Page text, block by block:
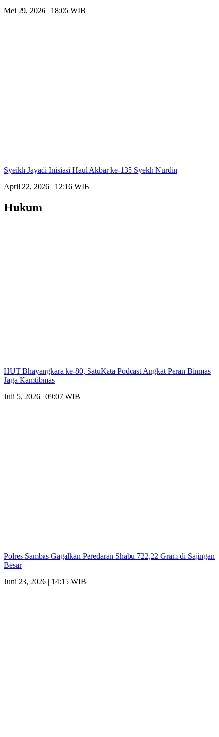
Mei 29, 2026 | 18:05 WIB
Syeikh Jayadi Inisiasi Haul Akbar ke-135 Syekh Nurdin
April 22, 2026 | 12:16 WIB
Hukum
HUT Bhayangkara ke-80, SatuKata Podcast Angkat Peran Binmas
Jaga Kamtibmas
Juli 5, 2026 | 09:07 WIB
Polres Sambas Gagalkan Peredaran Shabu 722,22 Gram di Sajingan
Besar
Juni 23, 2026 | 14:15 WIB